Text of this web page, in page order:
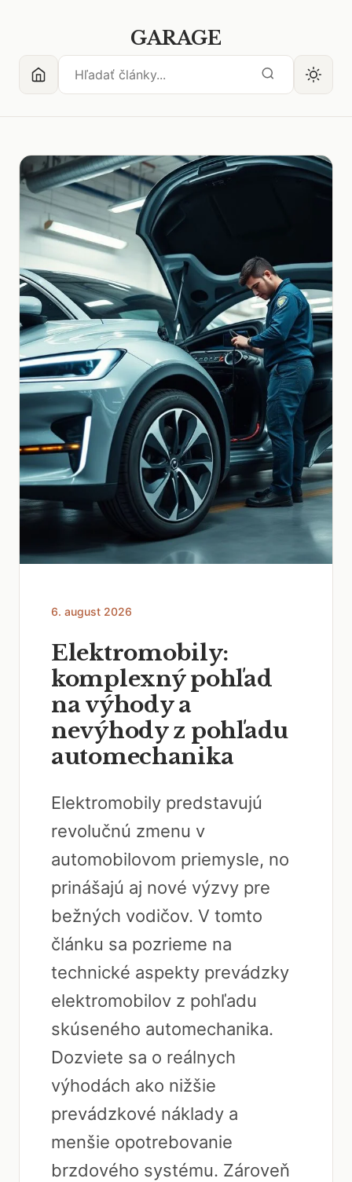
GARAGE
6. august 2026
Elektromobily:
komplexný pohľad
na výhody a
nevýhody z pohľadu
automechanika
Elektromobily predstavujú
revolučnú zmenu v
automobilovom priemysle, no
prinášajú aj nové výzvy pre
bežných vodičov. V tomto
článku sa pozrieme na
technické aspekty prevádzky
elektromobilov z pohľadu
skúseného automechanika.
Dozviete sa o reálnych
výhodách ako nižšie
prevádzkové náklady a
menšie opotrebovanie
brzdového systému. Zároveň